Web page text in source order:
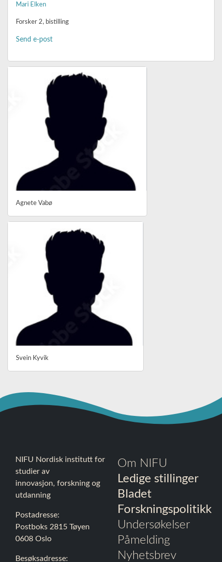
Mari Elken
Forsker 2, bistilling
Send e-post
Agnete Vabø
Svein Kyvik
NIFU Nordisk institutt for
studier av
innovasjon, forskning og
utdanning
Postadresse:
Postboks 2815 Tøyen
0608 Oslo
Besøksadresse:
Om NIFU
Ledige stillinger
Bladet
Forskningspolitikk
Undersøkelser
Påmelding
Nyhetsbrev